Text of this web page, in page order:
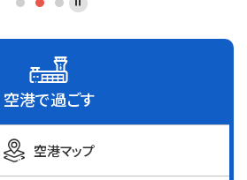
空港で過ごす
空港マップ